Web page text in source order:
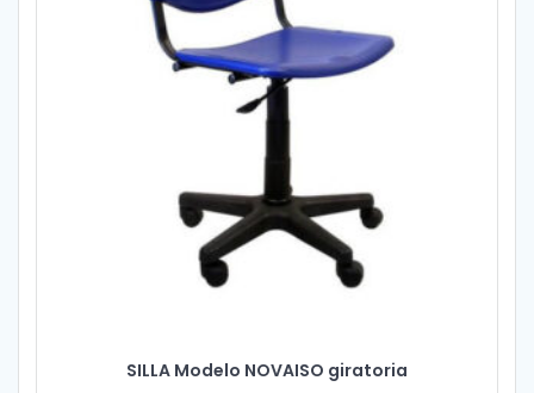
SILLA Modelo NOVAISO giratoria